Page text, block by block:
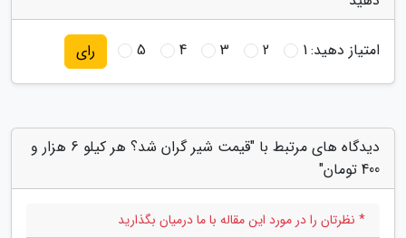
امتیاز دهید:1
2
3
4
5 رای
دیدگاه های مرتبط با "قیمت شیر گران شد؟ هر کیلو 6 هزار و
400 تومان"
* نظرتان را در مورد این مقاله با ما درمیان بگذارید